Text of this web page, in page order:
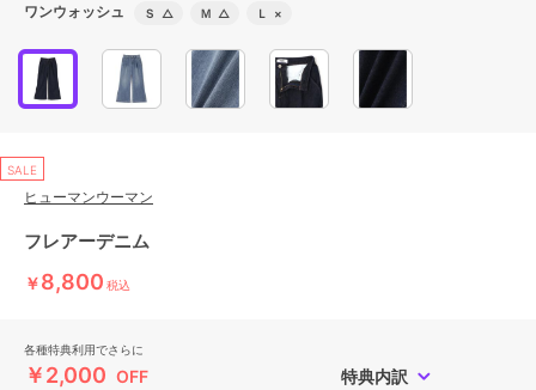
ワンウォッシュ Ｓ △ Ｍ △ Ｌ ×
SALE
ヒューマンウーマン
フレアーデニム
￥8,800 税込
各種特典利用でさらに
￥2,000 OFF 特典内訳